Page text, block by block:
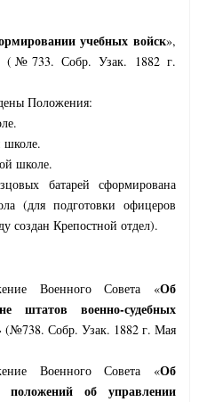
учебных войск»,
(№733. Собр. Узак. 1882 г.
Положения:
школе.
школе.
батарей сформирована
(для подготовки офицеров
создан Крепостной отдел).
Военного Совета «Об
штатов военно-судебных
(№738. Собр. Узак. 1882 г. Мая
Военного Совета «Об
положений об управлении